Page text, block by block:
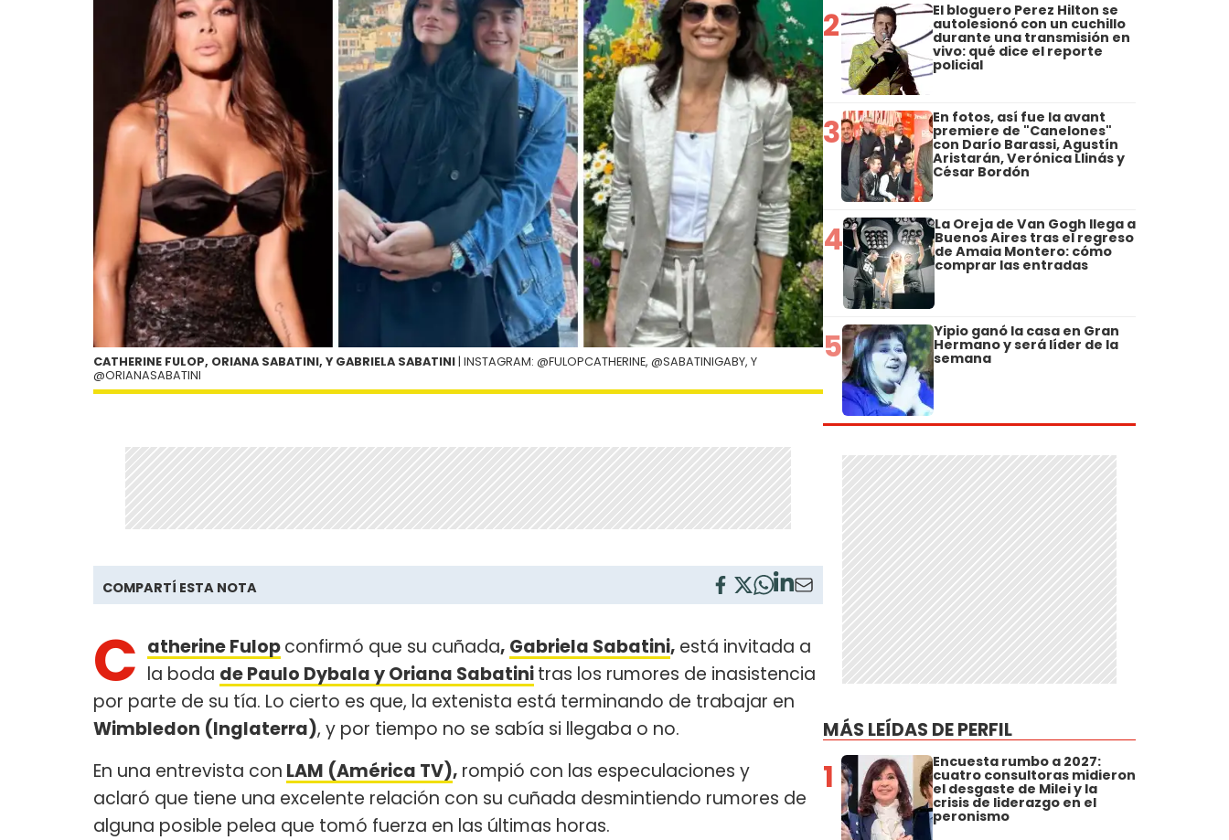
CATHERINE FULOP, ORIANA SABATINI, Y GABRIELA SABATINI | INSTAGRAM: @FULOPCATHERINE, @SABATINIGABY, Y
@ORIANASABATINI
COMPARTÍ ESTA NOTA
C atherine Fulopconfirmó que su cuñada, Gabriela Sabatini, está invitada a
la boda de Paulo Dybala y Oriana Sabatinitras los rumores de inasistencia
por parte de su tía. Lo cierto es que, la extenista está terminando de trabajar en
Wimbledon (Inglaterra), y por tiempo no se sabía si llegaba o no.
En una entrevista con LAM (América TV), rompió con las especulaciones y
aclaró que tiene una excelente relación con su cuñada desmintiendo rumores de
alguna posible pelea que tomó fuerza en las últimas horas.
2 El bloguero Perez Hilton se
autolesionó con un cuchillo
durante una transmisión en
vivo: qué dice el reporte
policial
3 En fotos, así fue la avant
premiere de "Canelones"
con Darío Barassi, Agustín
Aristarán, Verónica Llinás y
César Bordón
4 La Oreja de Van Gogh llega a
Buenos Aires tras el regreso
de Amaia Montero: cómo
comprar las entradas
5 Yipio ganó la casa en Gran
Hermano y será líder de la
semana
MÁS LEÍDAS DE PERFIL
1 Encuesta rumbo a 2027:
cuatro consultoras midieron
el desgaste de Milei y la
crisis de liderazgo en el
peronismo